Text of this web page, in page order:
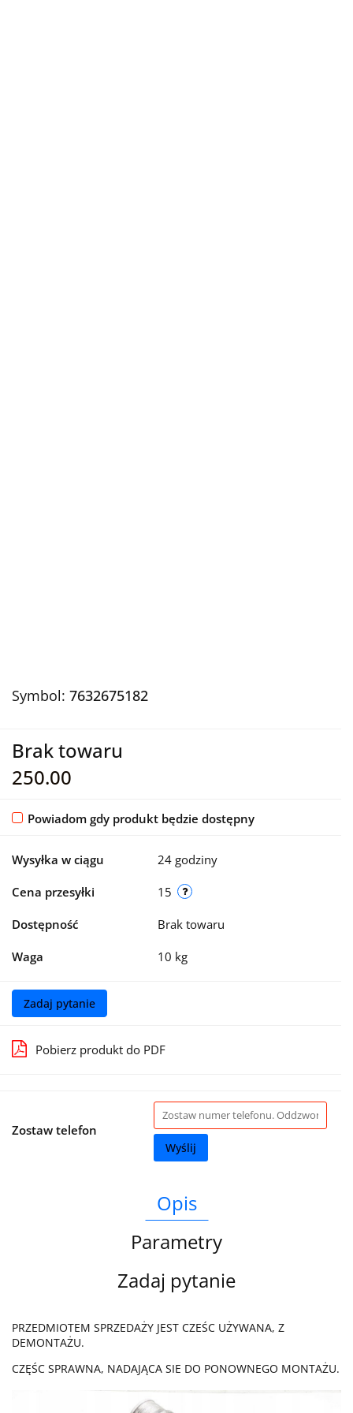
Symbol: 7632675182
Brak towaru
250.00
Powiadom gdy produkt będzie dostępny
Wysyłka w ciągu 24 godziny
Cena przesyłki 15
Dostępność Brak towaru
Waga 10 kg
Zadaj pytanie
Pobierz produkt do PDF
Zostaw telefon
Wyślij
Opis
Parametry
Zadaj pytanie
PRZEDMIOTEM SPRZEDAŻY JEST CZEŚC UŻYWANA, Z
DEMONTAŻU.
CZĘŚC SPRAWNA, NADAJĄCA SIE DO PONOWNEGO MONTAŻU.